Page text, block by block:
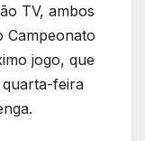
TV, ambos
Campeonato
jogo, que
feira